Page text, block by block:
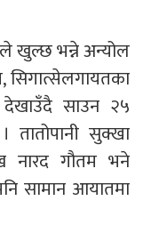
खुल्छ भन्ने अन्योल
सिगात्सेलगायतका
देखाउँदै साउन २५
सुक्खा
नारद गौतम भने
सामान आयातमा